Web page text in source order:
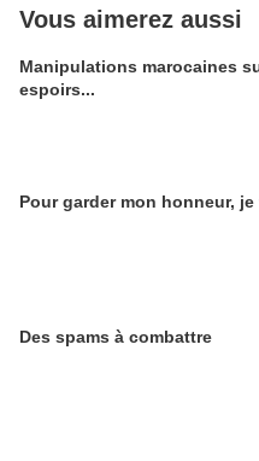
Vous aimerez aussi
Manipulations marocaines
espoirs...
Pour garder mon honneur,
Des spams à combattre